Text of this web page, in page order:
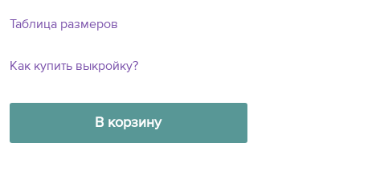
Таблица размеров
Как купить выкройку?
В корзину